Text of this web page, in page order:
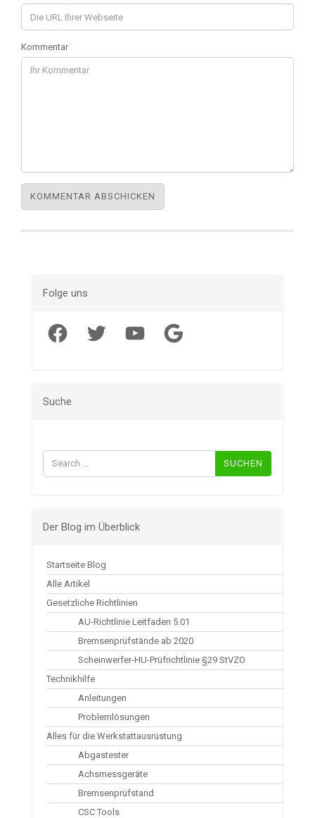
Kommentar
Folge uns
Facebook Twitter YouTube Google
Suche
Suchen
nach:
Der Blog im Überblick
Startseite Blog
Alle Artikel
Gesetzliche Richtlinien
AU-Richtlinie Leitfaden 5.01
Bremsenprüfstände ab 2020
Scheinwerfer-HU-Prüfrichtlinie §29 StVZO
Technikhilfe
Anleitungen
Problemlösungen
Alles für die Werkstattausrüstung
Abgastester
Achsmessgeräte
Bremsenprüfstand
CSC Tools